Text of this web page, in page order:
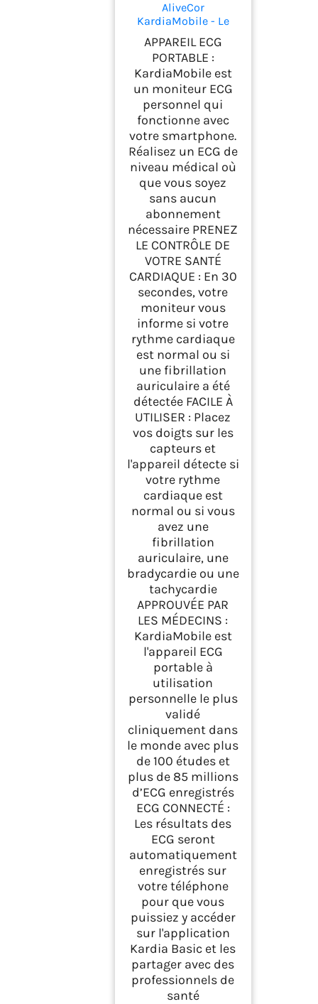
AliveCor
KardiaMobile - Le
moniteur ECG
personnel connecté -
Détectez la
fibrillation
auriculaire en
seulement 30
secondes - à tout
moment, n'importe
où - Distribué par
OMRON
APPAREIL ECG
PORTABLE :
KardiaMobile est
un moniteur ECG
personnel qui
fonctionne avec
votre smartphone.
Réalisez un ECG de
niveau médical où
que vous soyez
sans aucun
abonnement
nécessaire PRENEZ
LE CONTRÔLE DE
VOTRE SANTÉ
CARDIAQUE : En 30
secondes, votre
moniteur vous
informe si votre
rythme cardiaque
est normal ou si
une fibrillation
auriculaire a été
détectée FACILE À
UTILISER : Placez
vos doigts sur les
capteurs et
l'appareil détecte si
votre rythme
cardiaque est
normal ou si vous
avez une
fibrillation
auriculaire, une
bradycardie ou une
tachycardie
APPROUVÉE PAR
LES MÉDECINS :
KardiaMobile est
l'appareil ECG
portable à
utilisation
personnelle le plus
validé
cliniquement dans
le monde avec plus
de 100 études et
plus de 85 millions
d’ECG enregistrés
ECG CONNECTÉ :
Les résultats des
ECG seront
automatiquement
enregistrés sur
votre téléphone
pour que vous
puissiez y accéder
sur l'application
Kardia Basic et les
partager avec des
professionnels de
santé